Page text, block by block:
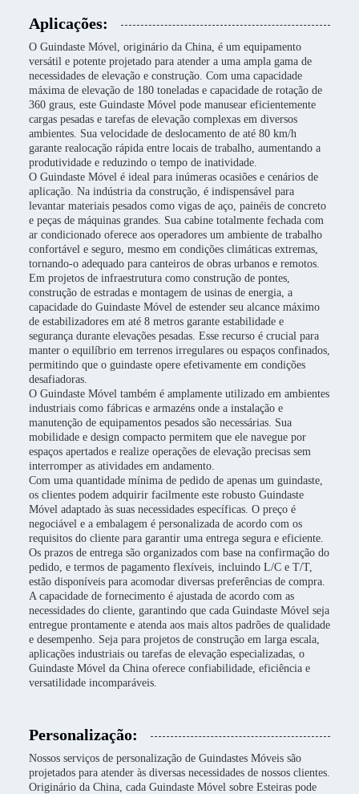
Aplicações:
O Guindaste Móvel, originário da China, é um equipamento
versátil e potente projetado para atender a uma ampla gama de
necessidades de elevação e construção. Com uma capacidade
máxima de elevação de 180 toneladas e capacidade de rotação de
360 graus, este Guindaste Móvel pode manusear eficientemente
cargas pesadas e tarefas de elevação complexas em diversos
ambientes. Sua velocidade de deslocamento de até 80 km/h
garante realocação rápida entre locais de trabalho, aumentando a
produtividade e reduzindo o tempo de inatividade.
O Guindaste Móvel é ideal para inúmeras ocasiões e cenários de
aplicação. Na indústria da construção, é indispensável para
levantar materiais pesados como vigas de aço, painéis de concreto
e peças de máquinas grandes. Sua cabine totalmente fechada com
ar condicionado oferece aos operadores um ambiente de trabalho
confortável e seguro, mesmo em condições climáticas extremas,
tornando-o adequado para canteiros de obras urbanos e remotos.
Em projetos de infraestrutura como construção de pontes,
construção de estradas e montagem de usinas de energia, a
capacidade do Guindaste Móvel de estender seu alcance máximo
de estabilizadores em até 8 metros garante estabilidade e
segurança durante elevações pesadas. Esse recurso é crucial para
manter o equilíbrio em terrenos irregulares ou espaços confinados,
permitindo que o guindaste opere efetivamente em condições
desafiadoras.
O Guindaste Móvel também é amplamente utilizado em ambientes
industriais como fábricas e armazéns onde a instalação e
manutenção de equipamentos pesados são necessárias. Sua
mobilidade e design compacto permitem que ele navegue por
espaços apertados e realize operações de elevação precisas sem
interromper as atividades em andamento.
Com uma quantidade mínima de pedido de apenas um guindaste,
os clientes podem adquirir facilmente este robusto Guindaste
Móvel adaptado às suas necessidades específicas. O preço é
negociável e a embalagem é personalizada de acordo com os
requisitos do cliente para garantir uma entrega segura e eficiente.
Os prazos de entrega são organizados com base na confirmação do
pedido, e termos de pagamento flexíveis, incluindo L/C e T/T,
estão disponíveis para acomodar diversas preferências de compra.
A capacidade de fornecimento é ajustada de acordo com as
necessidades do cliente, garantindo que cada Guindaste Móvel seja
entregue prontamente e atenda aos mais altos padrões de qualidade
e desempenho. Seja para projetos de construção em larga escala,
aplicações industriais ou tarefas de elevação especializadas, o
Guindaste Móvel da China oferece confiabilidade, eficiência e
versatilidade incomparáveis.
Personalização:
Nossos serviços de personalização de Guindastes Móveis são
projetados para atender às diversas necessidades de nossos clientes.
Originário da China, cada Guindaste Móvel sobre Esteiras pode